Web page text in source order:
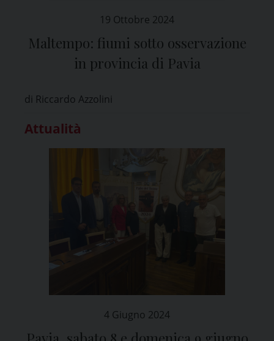
19 Ottobre 2024
Maltempo: fiumi sotto osservazione
in provincia di Pavia
di Riccardo Azzolini
Attualità
4 Giugno 2024